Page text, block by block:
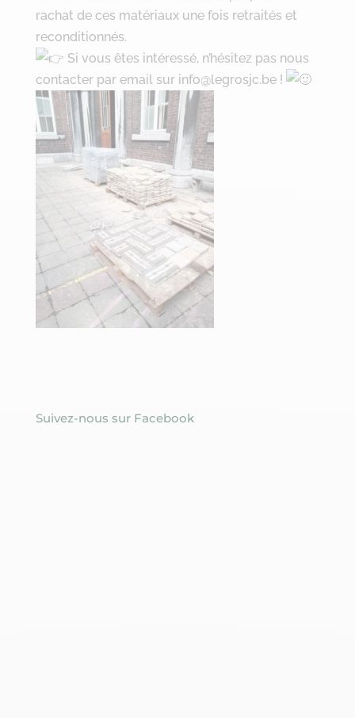
rachat de ces matériaux une fois retraités et
reconditionnés.
Si vous êtes intéressé, n’hésitez pas nous
contacter par email sur info@legrosjc.be !
Suivez-nous sur Facebook